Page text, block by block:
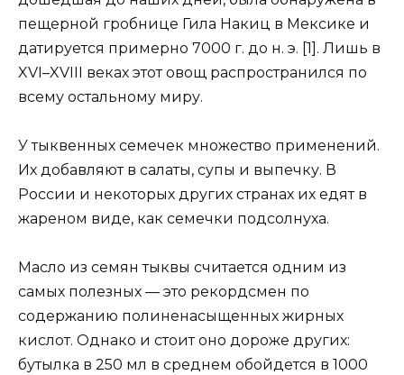
пещерной гробнице Гила Накиц в Мексике и
датируется примерно 7000 г. до н. э. [1]. Лишь в
XVI–XVIII веках этот овощ распространился по
всему остальному миру.
У тыквенных семечек множество применений.
Их добавляют в салаты, супы и выпечку. В
России и некоторых других странах их едят в
жареном виде, как семечки подсолнуха.
Масло из семян тыквы считается одним из
самых полезных — это рекордсмен по
содержанию полиненасыщенных жирных
кислот. Однако и стоит оно дороже других:
бутылка в 250 мл в среднем обойдется в 1000